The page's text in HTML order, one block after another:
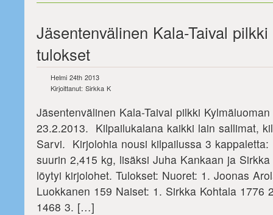
Jäsentenvälinen Kala-Taival
tulokset
Helmi 24th 2013
Kirjoittanut: Sirkka K
Jäsentenvälinen Kala-Taival pilkki
23.2.2013. Kilpailukalana kaikki lain sallimat,
Sarvi. Kirjolohia nousi kilpailussa 3 kappaletta:
suurin 2,415 kg, lisäksi Juha Kankaan ja
löytyi kirjolohet. Tulokset: Nuoret: 1. Joonas
Luokkanen 159 Naiset: 1. Sirkka Kohtala 1776
1468 3. […]